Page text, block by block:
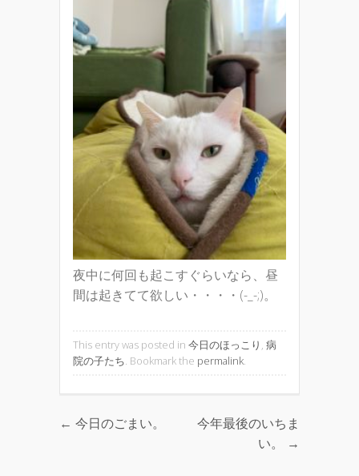
夜中に何回も起こすぐらいなら、昼
間は起きてて欲しい・・・・(-_-;)。
This entry was posted in 今日のほっこり , 病
院の子たち. Bookmark the permalink.
Post navigation
← 今日のごまい。
今年最後のいちま
い。
→